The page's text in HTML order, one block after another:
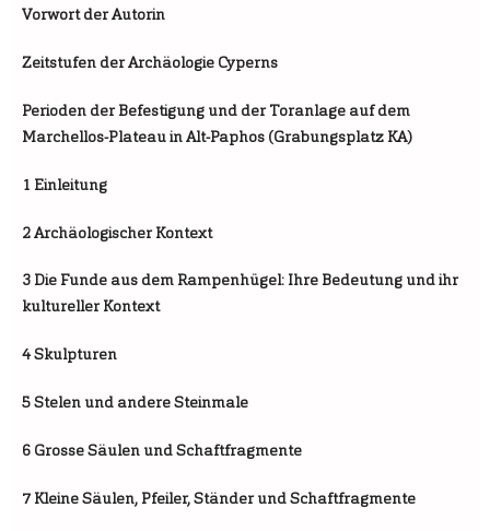
Vorwort der Autorin
Zeitstufen der Archäologie Cyperns
Perioden der Befestigung und der Toranlage auf dem
Marchellos-Plateau in Alt-Paphos (Grabungsplatz KA)
1 Einleitung
2 Archäologischer Kontext
3 Die Funde aus dem Rampenhügel: Ihre Bedeutung und ihr
kultureller Kontext
4 Skulpturen
5 Stelen und andere Steinmale
6 Grosse Säulen und Schaftfragmente
7 Kleine Säulen, Pfeiler, Ständer und Schaftfragmente